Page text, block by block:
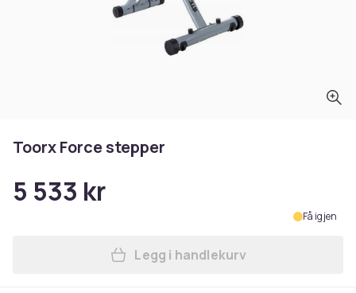
Toorx Force stepper
5 533 kr
Få igjen
Legg Toorx Force stepper
Legg i handlekurv